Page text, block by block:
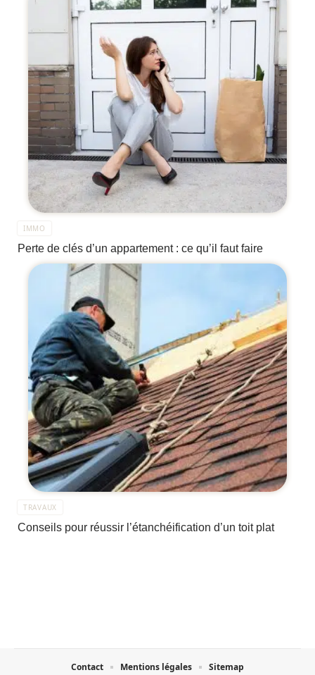
IMMO
Perte de clés d’un appartement : ce qu’il faut faire
TRAVAUX
Conseils pour réussir l’étanchéification d’un toit plat
Contact Mentions légales Sitemap